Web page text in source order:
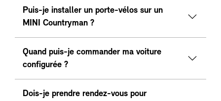
Puis-je installer un porte-vélos sur un
MINI Countryman ?
Quand puis-je commander ma voiture
configurée ?
Dois-je prendre rendez-vous pour